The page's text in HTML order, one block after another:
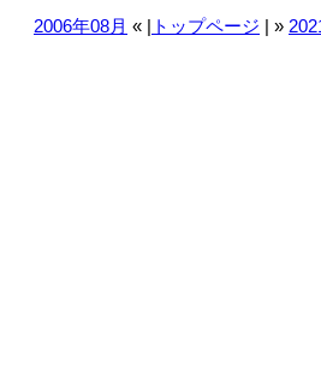
2006年08月 « | トップページ | »